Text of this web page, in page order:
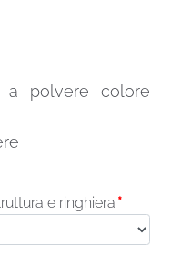
a polvere colore
e ringhiera *